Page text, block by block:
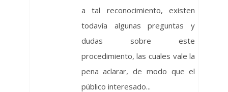
a tal reconocimiento, existen
todavía algunas preguntas y
dudas sobre este
procedimiento, las cuales vale la
pena aclarar, de modo que el
público interesado...